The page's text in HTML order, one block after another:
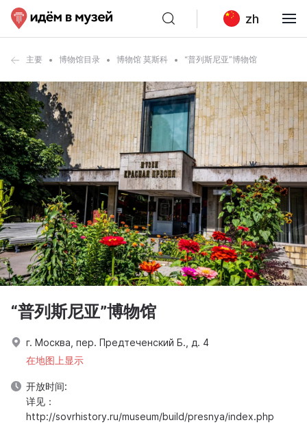
zh
主要 博物馆目录 博物馆 莫斯科 “普列斯尼亚”博物馆
“普列斯尼亚”博物馆
г. Москва, пер. Предтеченский Б., д. 4
在地图上显示
开放时间:
详见：
http://sovrhistory.ru/museum/build/presnya/index.php